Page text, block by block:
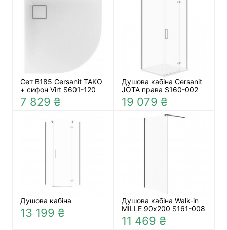
Сет В185 Cersanit TAKO
+ сифон Virt S601-120
7 829 ₴
Душова кабіна Cersanit
JOTA права S160-002
19 079 ₴
Душова кабіна
13 199 ₴
Душова кабіна Walk-in
MILLE 90х200 S161-008
11 469 ₴